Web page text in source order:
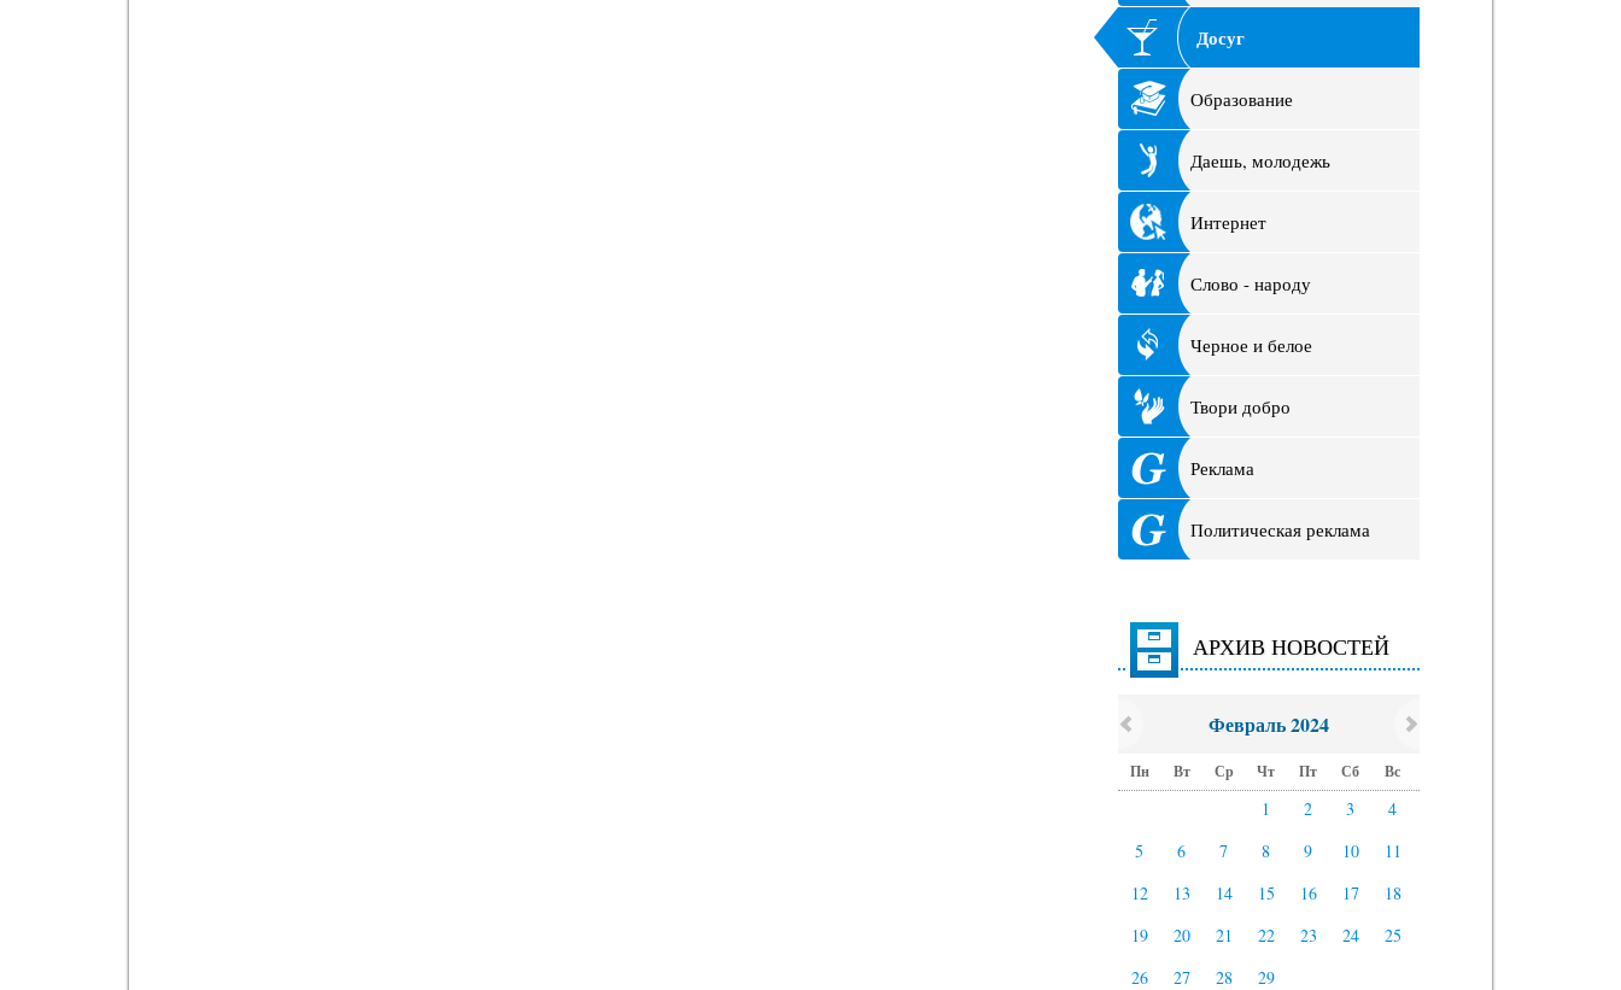
Досуг
Образование
Даешь, молодежь
Интернет
Слово - народу
Черное и белое
Твори добро
Реклама
Политическая реклама
АРХИВ НОВОСТЕЙ
Февраль 2024
Пн Вт Ср Чт Пт Сб Вс
1 2 3
4
5
6 7 8 9 10
11
12
13 14 15 16 17
18
19
20 21 22 23 24
25
26
27 28 29